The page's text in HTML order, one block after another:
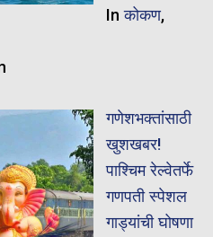
Inकोकण,
गणेशभक्तांसाठी
खुशखबर!
पाश्चिम रेल्वेतर्फे
गणपती स्पेशल
गाड्यांची घोषणा